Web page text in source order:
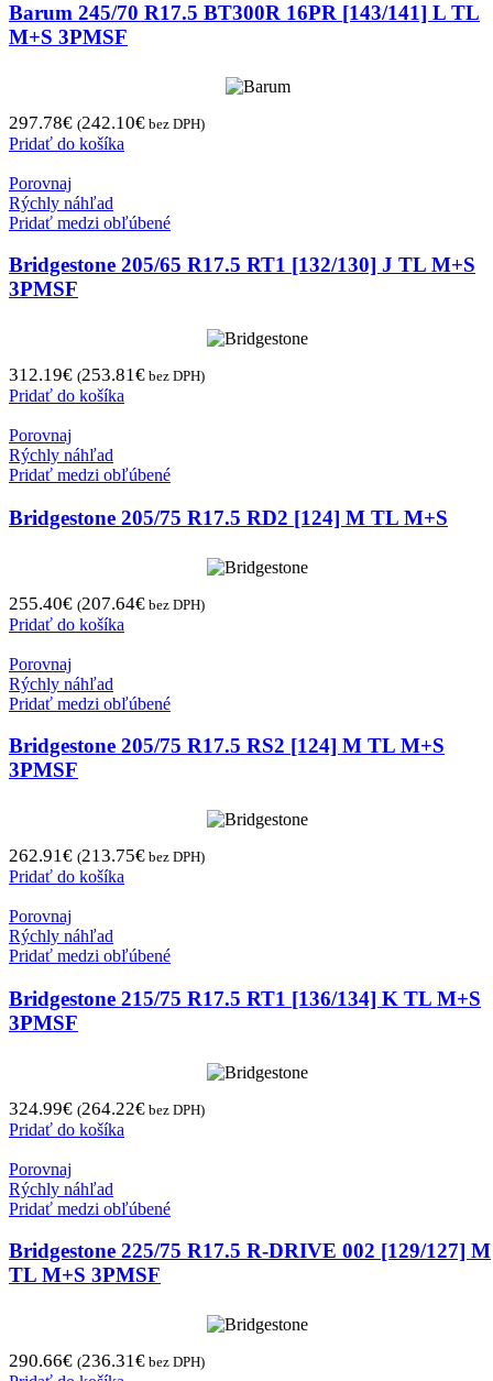
Barum 245/70 R17.5 BT300R 16PR [143/141] L TL
M+S 3PMSF
297.78€ (242.10€ bez DPH)
Pridať do košíka
Porovnaj
Rýchly náhľad
Pridať medzi obľúbené
Bridgestone 205/65 R17.5 RT1 [132/130] J TL M+S
3PMSF
312.19€ (253.81€ bez DPH)
Pridať do košíka
Porovnaj
Rýchly náhľad
Pridať medzi obľúbené
Bridgestone 205/75 R17.5 RD2 [124] M TL M+S
255.40€ (207.64€ bez DPH)
Pridať do košíka
Porovnaj
Rýchly náhľad
Pridať medzi obľúbené
Bridgestone 205/75 R17.5 RS2 [124] M TL M+S
3PMSF
262.91€ (213.75€ bez DPH)
Pridať do košíka
Porovnaj
Rýchly náhľad
Pridať medzi obľúbené
Bridgestone 215/75 R17.5 RT1 [136/134] K TL M+S
3PMSF
324.99€ (264.22€ bez DPH)
Pridať do košíka
Porovnaj
Rýchly náhľad
Pridať medzi obľúbené
Bridgestone 225/75 R17.5 R-DRIVE 002 [129/127] M
TL M+S 3PMSF
290.66€ (236.31€ bez DPH)